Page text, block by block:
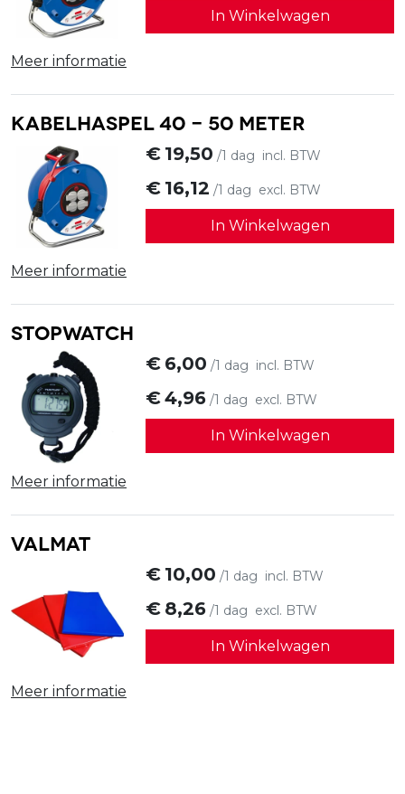
In Winkelwagen
Meer informatie
Kabelhaspel 40 - 50 meter
€ 19,50 /1 dag incl. BTW
€ 16,12 /1 dag excl. BTW
In Winkelwagen
Meer informatie
Stopwatch
€ 6,00 /1 dag incl. BTW
€4,96 /1 dag excl. BTW
In Winkelwagen
Meer informatie
Valmat
€ 10,00 /1 dag incl. BTW
€ 8,26 /1 dag excl. BTW
In Winkelwagen
Meer informatie